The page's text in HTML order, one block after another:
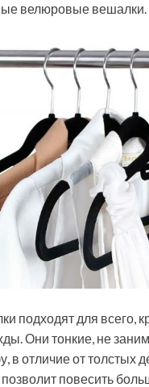
велюровые вешалки.
подходят для всего,
Они тонкие, не
в отличие от толстых
повесить